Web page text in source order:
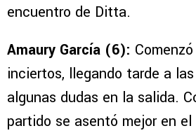
encuentro de Ditta.
Amaury García (6):
inciertos, llegando tarde a
algunas dudas en la salida.
partido se asentó mejor en el